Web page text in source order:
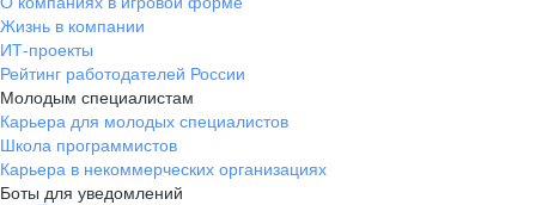
Жизнь в компании
ИТ-проекты
Рейтинг работодателей России
Молодым специалистам
Карьера для молодых специалистов
Школа программистов
Карьера в некоммерческих организациях
Боты для уведомлений